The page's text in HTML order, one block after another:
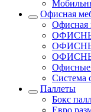
Офисная
Офисная
Система
Паллеты
Бокс
Евро